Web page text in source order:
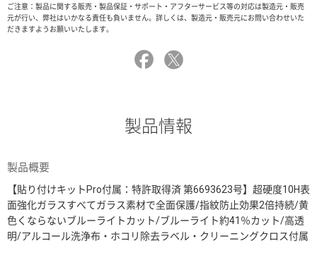
ご注意：製品に関する販売・製品保証・サポート・アフターサービス等の対応は製造元・販売
元が行い、弊社はいかなる責任も負いません。詳しくは、製造元・販売元にお問い合わせいた
だきますようお願いいたします。
製品情報
製品概要
【貼り付けキットPro付属：特許取得済 第6693623号】超硬度10H表
面強化ガラスすべてガラス素材で全面保護/指紋防止効果2倍持続/黄
色くならないブルーライトカット/ブルーライト約41％カット/高透
明/アルコール洗浄布・ホコリ除去ラベル・クリーニングクロス付属